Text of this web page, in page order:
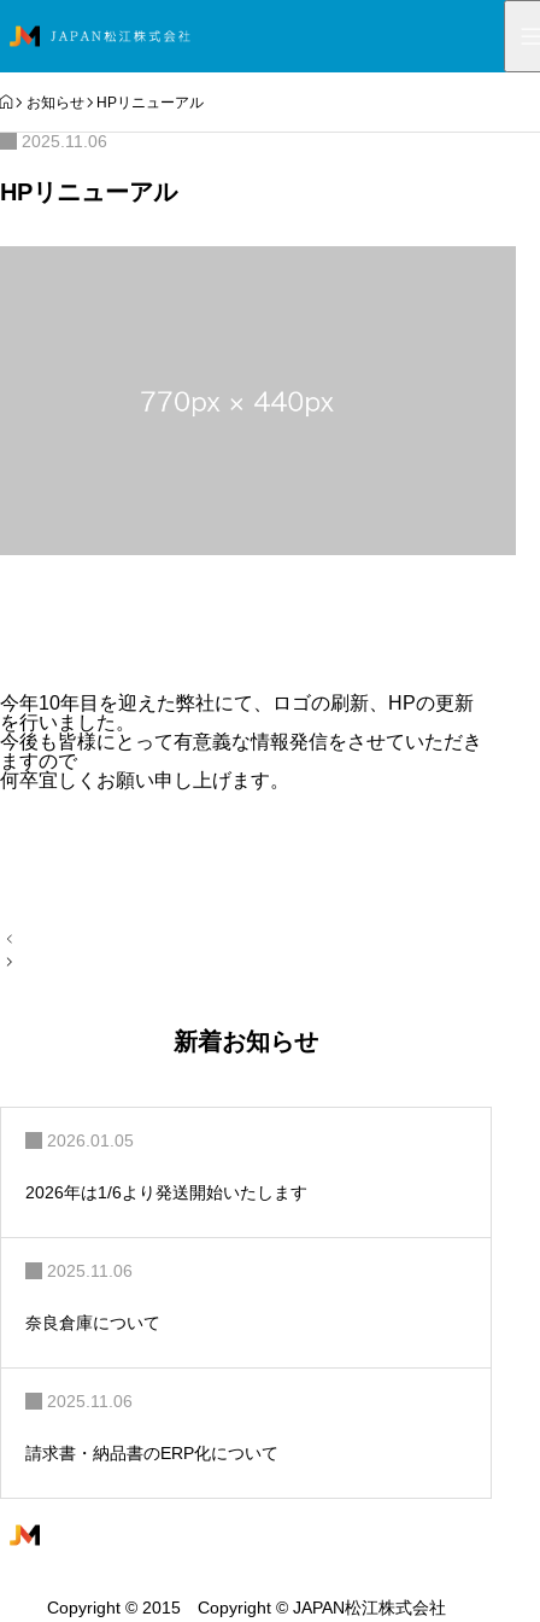
HOME
お知らせ HPリニューアル
2025.11.06
HPリニューアル
今年10年目を迎えた弊社にて、ロゴの刷新、HPの更新
を行いました。
今後も皆様にとって有意義な情報発信をさせていただき
ますので
何卒宜しくお願い申し上げます。
投
稿
新着お知らせ
2026.01.05
2026年は1/6より発送開始いたします
2025.11.06
奈良倉庫について
2025.11.06
請求書・納品書のERP化について
Copyright © 2015 Copyright © JAPAN松江株式会社